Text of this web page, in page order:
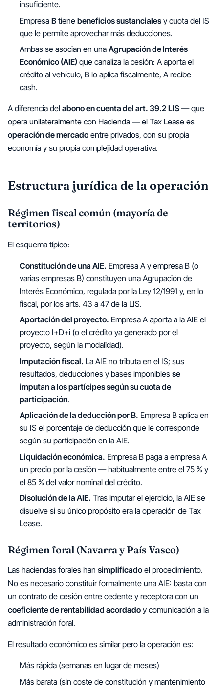
insuficiente.
EmpresaB tienebeneficios sustanciales y cuota del IS
que le permite aprovechar más deducciones.
Ambas se asocian en unaAgrupación de Interés
Económico (AIE) que canaliza la cesión: A aporta el
crédito al vehículo, B lo aplica fiscalmente, A recibe
cash.
A diferencia del abono en cuenta del art. 39.2 LIS — que
opera unilateralmente con Hacienda — el Tax Lease es
operación de mercado entre privados, con su propia
economía y su propia complejidad operativa.
Estructura jurídica de la operación
Régimen fiscal común (mayoría de
territorios)
El esquema típico:
Constitución de una AIE. Empresa A y empresa B (o
varias empresas B) constituyen una Agrupación de
Interés Económico, regulada por la Ley 12/1991 y, en lo
fiscal, por los arts. 43 a 47 de la LIS.
Aportación del proyecto. Empresa A aporta a la AIE el
proyecto I+D+i (o el crédito ya generado por el
proyecto, según la modalidad).
Imputación fiscal. La AIE no tributa en el IS; sus
resultados, deducciones y bases imponiblesse
imputan a los partícipes según su cuota de
participación.
Aplicación de la deducción por B. Empresa B aplica en
su IS el porcentaje de deducción que le corresponde
según su participación en la AIE.
Liquidación económica. Empresa B paga a empresa A
un precio por la cesión — habitualmente entre el 75 % y
el 85 % del valor nominal del crédito.
Disolución de la AIE. Tras imputar el ejercicio, la AIE se
disuelve si su único propósito era la operación de Tax
Lease.
Régimen foral (Navarra y País Vasco)
Las haciendas forales han simplificado el procedimiento.
No es necesario constituir formalmente una AIE: basta con
un contrato de cesión entre cedente y receptora con un
coeficiente de rentabilidad acordado y comunicación a la
administración foral.
El resultado económico es similar pero la operación es:
Más rápida (semanas en lugar de meses)
Más barata (sin coste de constitución y mantenimiento